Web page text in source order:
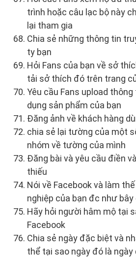
trình hoặc câu lạc bộ này
lại tham gia
Chia sẻ những thông tin
ty bạn
Hỏi Fans của bạn về sở
tải sở thích đó trên trang
Yêu cầu Fans upload
dụng sản phẩm của bạn
Đăng ảnh về khách hàng
chia sẻ lại tường của một
nhóm về tường của mình
Đăng bài và yêu cầu điền
thiếu
Nói về Facebook và làm
nghiệp của bạn đc như bây
Hãy hỏi người hâm mộ tại
Facebook
Chia sẻ ngày đặc biệt và
thể tại sao ngày đó là